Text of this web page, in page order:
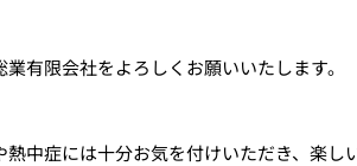
有限会社をよろしくお願いいたします。
中症には十分お気を付けいただき、楽し